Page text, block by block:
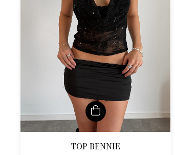
TOP BENNIE